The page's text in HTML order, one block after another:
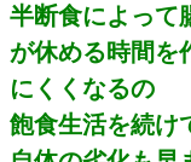
半断食によって
が休める時間を
にくくなるの
飽食生活を続け